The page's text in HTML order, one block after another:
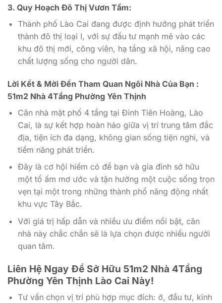
3. Quy Hoạch Đô Thị Vươn Tầm:
Thành phố Lào Cai đang được định hướng phát triển
thành đô thị loại I, với sự đầu tư mạnh mẽ vào các
khu đô thị mới, công viên, hạ tầng xã hội, nâng cao
chất lượng sống cho người dân.
Lời Kết & Mời Đến Tham Quan Ngôi Nhà Của Bạn :
51m2 Nhà 4Tầng Phường Yên Thịnh
Căn nhà mặt phố 4 tầng tại Đinh Tiên Hoàng, Lào
Cai, là sự kết hợp hoàn hảo giữa vị trí trung tâm đắc
địa, tiện ích đa dạng, không gian sống tiện nghi, và
tiềm năng phát triển.
Đây là cơ hội hiếm có để bạn và gia đình sở hữu
một tổ ấm mơ ước và tận hưởng một cuộc sống trọn
vẹn tại một trong những thành phố năng động nhất
khu vực Tây Bắc.
Với giá trị hấp dẫn và nhiều ưu điểm nổi bật, căn
nhà này chắc chắn sẽ là lựa chọn được nhiều người
quan tâm.
Liên Hệ Ngay Để Sở Hữu 51m2 Nhà 4Tầng
Phường Yên Thịnh Lào Cai Này!
Tư vấn chọn vị trí phù hợp mục đích: ở, đầu tư, kinh